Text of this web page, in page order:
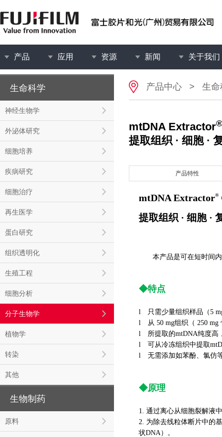
产品 应用 资源 新闻 关于我们
生命科学
神经生物学
外泌体研究
细胞培养
疾病研究
细胞治疗
再生医学
蛋白研究
组织透明化
生殖工程
细胞分析
分子生物学
植物学
转染
其他
生物制药
原料
产品中心 > 生命
mtDNA Extractor®
提取组织 · 细胞 ·
产品特性
mtDNA Extractor®
提取组织 · 细胞 ·
本产品是可在短时间内
◆特点
l
只需少量组织样品（5
l
从 50 mg组织（ 250
l 所提取的mtDNA纯度高
l 可从冷冻组织中提取
l 无需添加如苯酚、氯仿
◆原理
1. 通过离心从细胞裂解液
2. 为除去线粒体断片中的
状DNA）。